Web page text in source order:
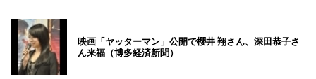
映画「ヤッターマン」公開で櫻井 翔さん、深田恭子さ
ん来福（博多経済新聞）